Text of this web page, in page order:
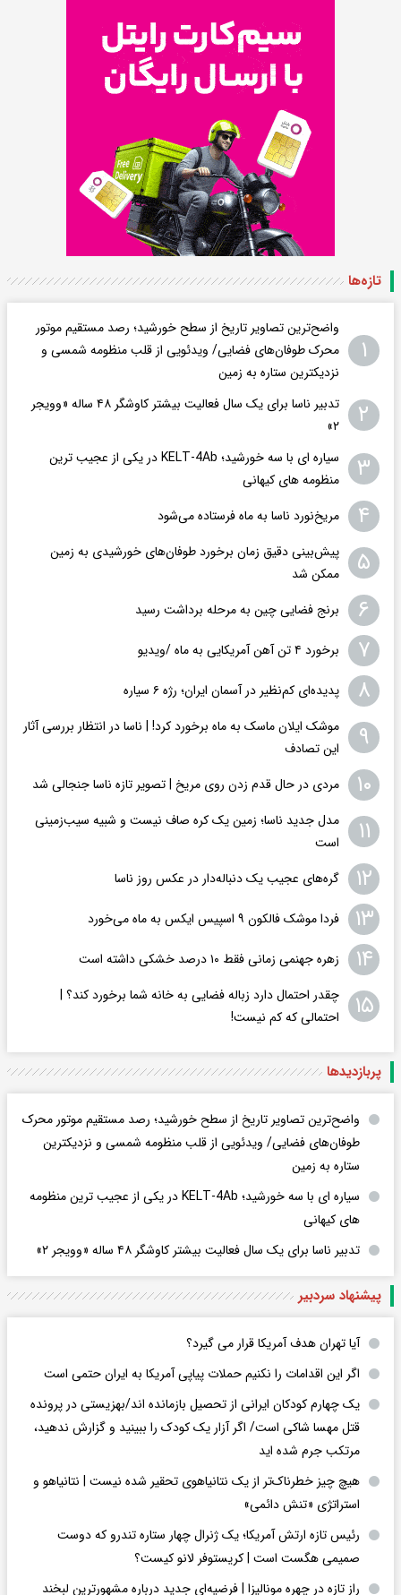
تازه‌ها
۱
واضح‌ترین تصاویر تاریخ از سطح خورشید؛ رصد مستقیم موتور
محرک طوفان‌های فضایی/ ویدئویی از قلب منظومه شمسی و
نزدیکترین ستاره به زمین
۲
تدبیر ناسا برای یک سال فعالیت بیشتر کاوشگر ۴۸ ساله «وویجر
۲»
۳
سیاره ای با سه خورشید؛ KELT-4Ab در یکی از عجیب ترین
منظومه های کیهانی
۴ مریخ‌نورد ناسا به ماه فرستاده می‌شود
۵
پیش‌بینی دقیق زمان برخورد طوفان‌های خورشیدی به زمین
ممکن شد
۶ برنج فضایی چین به مرحله برداشت رسید
۷ برخورد ۴ تن آهن آمریکایی به ماه /ویدیو
۸ پدیده‌ای کم‌نظیر در آسمان ایران؛ رژه ۶ سیاره
۹
موشک ایلان ماسک به ماه برخورد کرد! | ناسا در انتظار بررسی آثار
این تصادف
۱۰ مردی در حال قدم زدن روی مریخ | تصویر تازه ناسا جنجالی شد
۱۱
مدل جدید ناسا؛ زمین یک کره‌ صاف نیست و شبیه سیب‌زمینی
است
۱۲ گره‌های عجیب یک دنباله‌دار در عکس روز ناسا
۱۳ فردا موشک فالکون ۹ اسپیس ایکس به ماه می‌خورد
۱۴ زهره جهنمی زمانی فقط ۱۰ درصد خشکی داشته است
۱۵
چقدر احتمال دارد زباله فضایی به خانه شما برخورد کند؟ |
احتمالی که کم نیست!
پربازدید‌ها
واضح‌ترین تصاویر تاریخ از سطح خورشید؛ رصد مستقیم موتور محرک
طوفان‌های فضایی/ ویدئویی از قلب منظومه شمسی و نزدیکترین
ستاره به زمین
سیاره ای با سه خورشید؛ KELT-4Ab در یکی از عجیب ترین منظومه
های کیهانی
تدبیر ناسا برای یک سال فعالیت بیشتر کاوشگر ۴۸ ساله «وویجر ۲»
پیشنهاد سردبیر
آیا تهران هدف آمریکا قرار می گیرد؟
اگر این اقدامات را نکنیم حملات پیاپی آمریکا به ایران حتمی است
یک چهارم کودکان ایرانی از تحصیل بازمانده اند/بهزیستی در پرونده
قتل مهسا شاکی است/ اگر آزار یک کودک را ببینید و گزارش ندهید،
مرتکب جرم شده اید
هیچ چیز خطرناک‌تر از یک نتانیاهوی تحقیر شده نیست | نتانیاهو و
استراتژی «تنش دائمی»
رئیس تازه ارتش آمریکا؛ یک ژنرال چهار ستاره تندرو که دوست
صمیمی هگست است | کریستوفر لانو کیست؟
راز تازه در چهره مونالیزا | فرضیه‌ای جدید درباره مشهورترین لبخند